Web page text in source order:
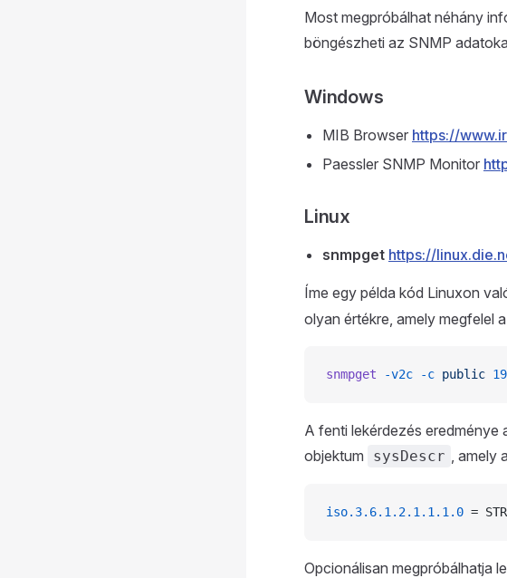
Most megpróbálhat néhány
böngészheti az SNMP
Windows
MIB Browser https://
Paessler SNMP Monitor
Linux
snmpget https://
Íme egy példa kód Linuxon
olyan értékre, amely megfelel
snmpget -v2c -c public
A fenti lekérdezés eredménye
objektum
sysDescr , amely
iso.3.6.1.2.1.1.1.0 =
Opcionálisan megpróbálhatja